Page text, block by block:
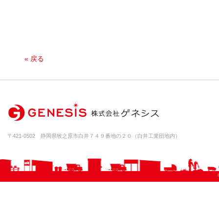
« 戻る
〒421-0502 静岡県牧之原市白井７４９番地の２０（白井工業団地内）